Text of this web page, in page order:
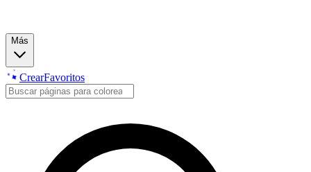
Más
CrearFavoritos